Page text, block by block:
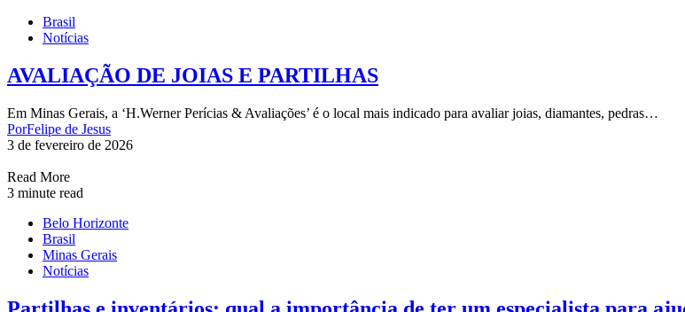
Brasil
Notícias
AVALIAÇÃO DE JOIAS E PARTILHAS
Em Minas Gerais, a ‘H.Werner Perícias & Avaliações’ é o local mais indicado para avaliar joias, diamantes, pedras…
PorFelipe de Jesus
3 de fevereiro de 2026
Read More
3 minute read
Belo Horizonte
Brasil
Minas Gerais
Notícias